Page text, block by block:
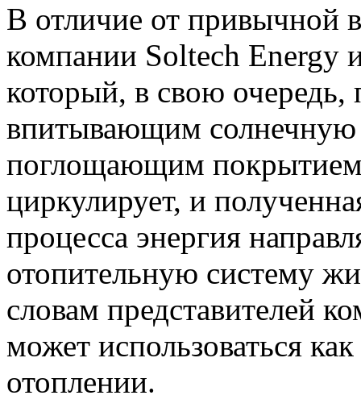
В отличие от привычной
компании Soltech Energy
который, в свою очередь,
впитывающим
поглощающим покрытием,
циркулирует, и
процесса энергия
отопительную систему
словам представителей
может использоваться
отоплении.